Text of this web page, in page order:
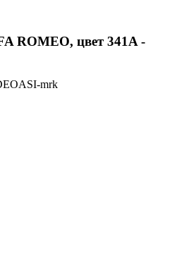
ROMEO, цвет 341A -
mrk